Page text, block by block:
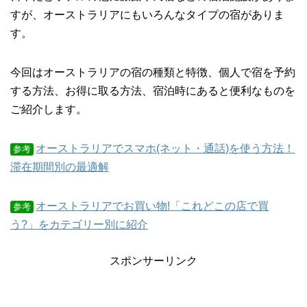
すが、オーストラリアにもいろんなタイプの宿がありま
す。
今回はオーストラリアの宿の種類と特徴、個人で宿を予約
する方法、お得に取る方法、宿泊時にあると便利なものを
ご紹介します。
参考 オーストラリアでスマホ(ネット・通話)を使う方法！
滞在期間別の最適解
参考 オーストラリアでお買い物!「これどこの店で買
う?」をカテゴリー別に紹介
スポンサーリンク